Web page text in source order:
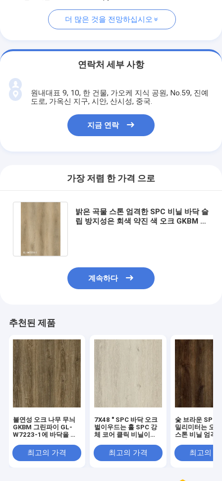
더 많은 것을 전망하십시오
연락처 세부 사항
원내대표 9, 10, 한 건물, 가오케 지식 공원, No.59, 진예
도로, 가옥신 지구, 시안, 산시성, 중국.
지금 연락
가장 저렴 한 가격 으로
밝은 곡물 스톤 엄격한 SPC 비닐 바닥 슬
립 방지성은 회색 약진 색 오크 GKBM 그
계속하다
추천된 제품
불연성 오크 나무 무늬
GKBM 그린파이 GL-
W7223-1에 바닥을 까
최고의 가격
7X48 " SPC 바닥 오크
벌이우드는 홀 SPC 강
체 코어 클릭 비닐이
W7222-1에 바닥을 깔
면서 낟알로 됩니다
최고의 가격
숯 브라운 SPC
밀리미터는 오
스톤 비닐 엄격
W7226-1을 뛰
니다
최고의